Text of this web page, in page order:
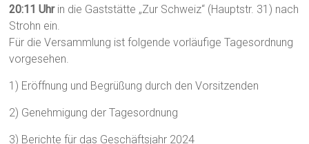
20:11 Uhrin die Gaststätte „Zur Schweiz“ (Hauptstr. 31) nach
Strohn ein.
Für die Versammlung ist folgende vorläufige Tagesordnung
vorgesehen.
1) Eröffnung und Begrüßung durch den Vorsitzenden
2) Genehmigung der Tagesordnung
3) Berichte für das Geschäftsjahr 2024